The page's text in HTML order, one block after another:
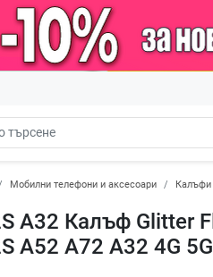
Мобилни телефони и аксесоари Калъфи
A32 Калъф Glitter
A52 A72 A32 4G